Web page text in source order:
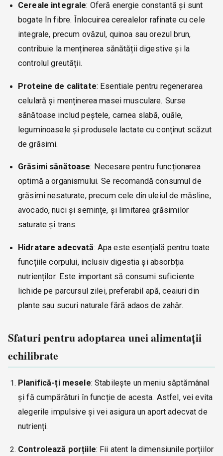
Cereale integrale: Oferă energie constantă și sunt
bogate în fibre. Înlocuirea cerealelor rafinate cu cele
integrale, precum ovăzul, quinoa sau orezul brun,
contribuie la menținerea sănătății digestive și la
controlul greutății.
Proteine de calitate: Esentiale pentru regenerarea
celulară și menținerea masei musculare. Surse
sănătoase includ peștele, carnea slabă, ouăle,
leguminoasele și produsele lactate cu conținut scăzut
de grăsimi.
Grăsimi sănătoase: Necesare pentru funcționarea
optimă a organismului. Se recomandă consumul de
grăsimi nesaturate, precum cele din uleiul de măsline,
avocado, nuci și semințe, și limitarea grăsimilor
saturate și trans.
Hidratare adecvată: Apa este esențială pentru toate
funcțiile corpului, inclusiv digestia și absorbția
nutrienților. Este important să consumi suficiente
lichide pe parcursul zilei, preferabil apă, ceaiuri din
plante sau sucuri naturale fără adaos de zahăr.
Sfaturi pentru adoptarea unei alimentații
echilibrate
Planifică-ți mesele: Stabilește un meniu săptămânal
și fă cumpărături în funcție de acesta. Astfel, vei evita
alegerile impulsive și vei asigura un aport adecvat de
nutrienți.
Controlează porțiile: Fii atent la dimensiunile porțiilor